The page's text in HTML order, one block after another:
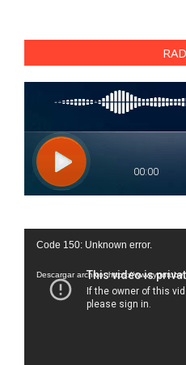
Reproductor
vídeo
Code 150: Unknown error.
Descargar archivo: https://